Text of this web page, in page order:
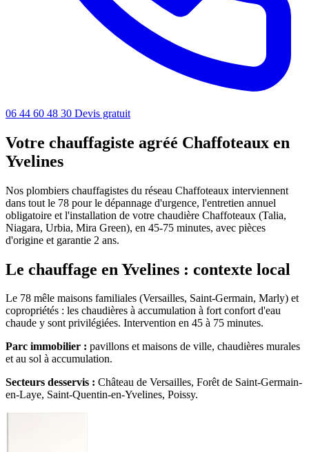
06 44 60 48 30 Devis gratuit
Votre chauffagiste agréé Chaffoteaux en
Yvelines
Nos plombiers chauffagistes du réseau Chaffoteaux interviennent
dans tout le 78 pour le dépannage d'urgence, l'entretien annuel
obligatoire et l'installation de votre chaudière Chaffoteaux (Talia,
Niagara, Urbia, Mira Green), en 45-75 minutes, avec pièces
d'origine et garantie 2 ans.
Le chauffage en Yvelines : contexte local
Le 78 mêle maisons familiales (Versailles, Saint-Germain, Marly) et
copropriétés : les chaudières à accumulation à fort confort d'eau
chaude y sont privilégiées. Intervention en 45 à 75 minutes.
Parc immobilier : pavillons et maisons de ville, chaudières murales
et au sol à accumulation.
Secteurs desservis : Château de Versailles, Forêt de Saint-Germain-
en-Laye, Saint-Quentin-en-Yvelines, Poissy.